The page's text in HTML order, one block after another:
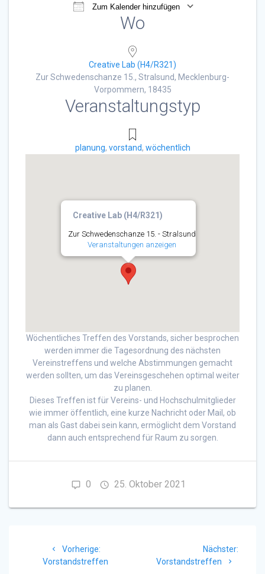
Zum Kalender hinzufügen
ICS herunterladenWo
Creative Lab (H4/R321)
Zur Schwedenschanze 15., Stralsund, Mecklenburg-
Vorpommern, 18435
Veranstaltungstyp
planung, vorstand, wöchentlich
Creative Lab (H4/R321)
Zur Schwedenschanze 15. - Stralsund
Veranstaltungen anzeigen
Wöchentliches Treffen des Vorstands, sicher besprochen
werden immer die Tagesordnung des nächsten
Vereinstreffens und welche Abstimmungen gemacht
werden sollten, um das Vereinsgeschehen optimal weiter
zu planen.
Dieses Treffen ist für Vereins- und Hochschulmitglieder
wie immer öffentlich, eine kurze Nachricht oder Mail, ob
man als Gast dabei sein kann, ermöglicht dem Vorstand
dann auch entsprechend für Raum zu sorgen.
0 25. Oktober 2021
Vorherige:
Beitrag:
Vorstandstreffen
Nächster:
Vorstandstreffen